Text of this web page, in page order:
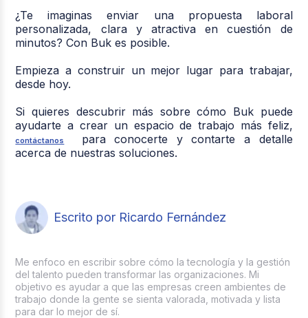
¿Te imaginas enviar una propuesta laboral
personalizada, clara y atractiva en cuestión de
minutos? Con Buk es posible.
Empieza a construir un mejor lugar para trabajar,
desde hoy.
Si quieres descubrir más sobre cómo Buk puede
ayudarte a crear un espacio de trabajo más feliz,
contáctanos
para conocerte y contarte a detalle
acerca de nuestras soluciones.
Escrito por Ricardo Fernández
Me enfoco en escribir sobre cómo la tecnología y la gestión
del talento pueden transformar las organizaciones. Mi
objetivo es ayudar a que las empresas creen ambientes de
trabajo donde la gente se sienta valorada, motivada y lista
para dar lo mejor de sí.